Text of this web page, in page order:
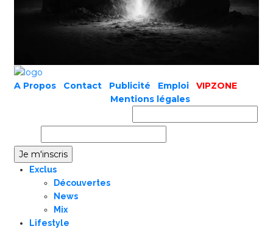
A Propos Contact Publicité Emploi
VIPZONE
Mentions légales
Exclus
Découvertes
News
Mix
Lifestyle